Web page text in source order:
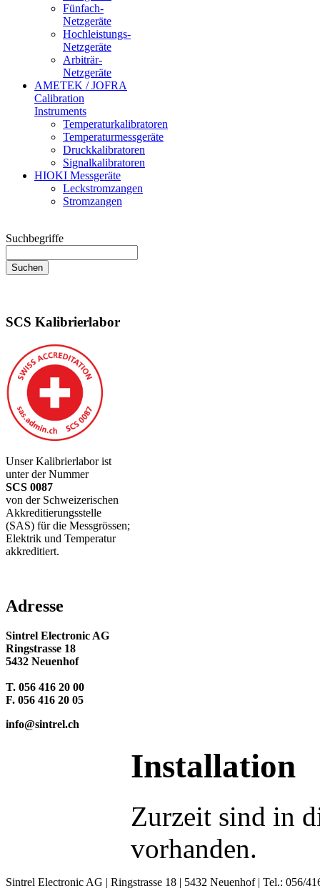
Fünfach-
Netzgeräte
Hochleistungs-
Netzgeräte
Arbiträr-
Netzgeräte
AMETEK / JOFRA
Calibration
Instruments
Temperaturkalibratoren
Temperaturmessgeräte
Druckkalibratoren
Signalkalibratoren
HIOKI Messgeräte
Leckstromzangen
Stromzangen
Suchbegriffe
SCS Kalibrierlabor
Unser Kalibrierlabor ist
unter der Nummer
SCS 0087
von der Schweizerischen
Akkreditierungsstelle
(SAS) für die Messgrössen;
Elektrik und Temperatur
akkreditiert.
Adresse
Sintrel Electronic AG
Ringstrasse 18
5432 Neuenhof
T. 056 416 20 00
F. 056 416 20 05
info@sintrel.ch
Installation
Zurzeit sind in
vorhanden.
Sintrel Electronic AG | Ringstrasse 18 | 5432 Neuenhof | Tel.: 056/